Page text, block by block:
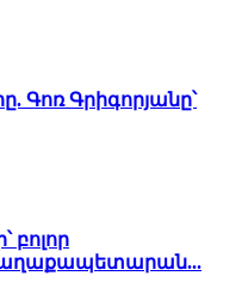
Գոռ Գրիգորյանը՝